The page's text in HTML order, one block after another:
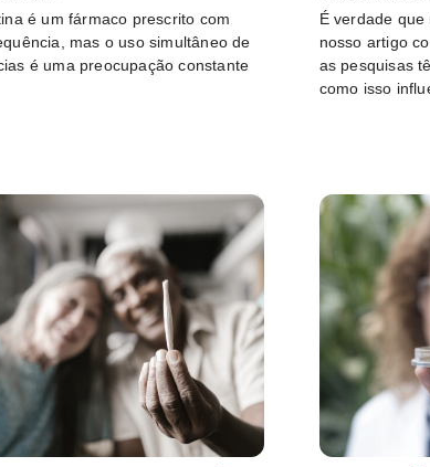
é um fármaco prescrito com
mas o uso simultâneo de
é uma preocupação constante
É verdade
nosso artigo
as pesquisas
como isso